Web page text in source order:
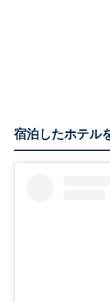
宿泊したホテル